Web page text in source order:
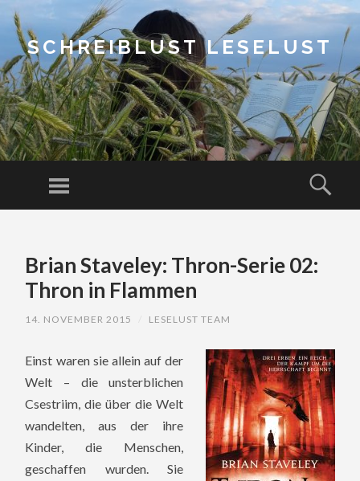
SCHREIBLUST LESELUST
Menu
CONTENTBrian Staveley: Thron-Serie 02:
Thron in Flammen
14. NOVEMBER 2015 LESELUST TEAM
Einst waren sie allein auf der
Welt – die unsterblichen
Csestriim, die über die Welt
wandelten, aus der ihre
Kinder, die Menschen,
geschaffen wurden. Sie